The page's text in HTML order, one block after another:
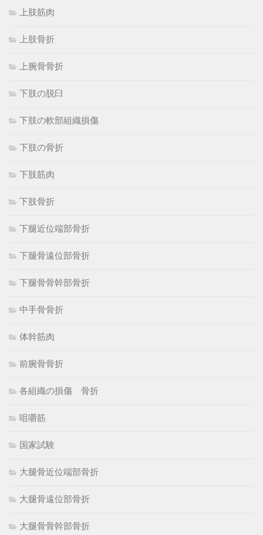
上肢筋肉
上肢骨折
上腕骨骨折
下肢の脱臼
下肢の軟部組織損傷
下肢の骨折
下肢筋肉
下肢骨折
下腿近位端部骨折
下腿骨遠位部骨折
下腿骨骨幹部骨折
中手骨骨折
体幹筋肉
前腕骨骨折
各組織の損傷 骨折
咀嚼筋
国家試験
大腿骨近位端部骨折
大腿骨遠位部骨折
大腿骨骨幹部骨折